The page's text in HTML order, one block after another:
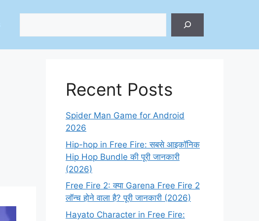
Recent Posts
Spider Man Game for Android
2026
Hip-hop in Free Fire: सबसे आइकॉनिक
Hip Hop Bundle की पूरी जानकारी
(2026)
Free Fire 2: क्या Garena Free Fire 2
लॉन्च होने वाला है? पूरी जानकारी (2026)
Hayato Character in Free Fire: